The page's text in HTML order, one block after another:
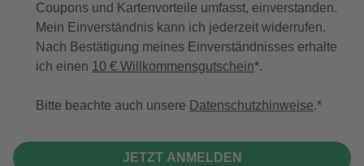
Coupons und Kartenvorteile umfasst, einverstanden.
Mein Einverständnis kann ich jederzeit widerrufen.
Nach Bestätigung meines Einverständnisses erhalte
ich einen 10 € Willkommensgutschein*.
Bitte beachte auch unsere Datenschutzhinweise.
JETZT ANMELDEN